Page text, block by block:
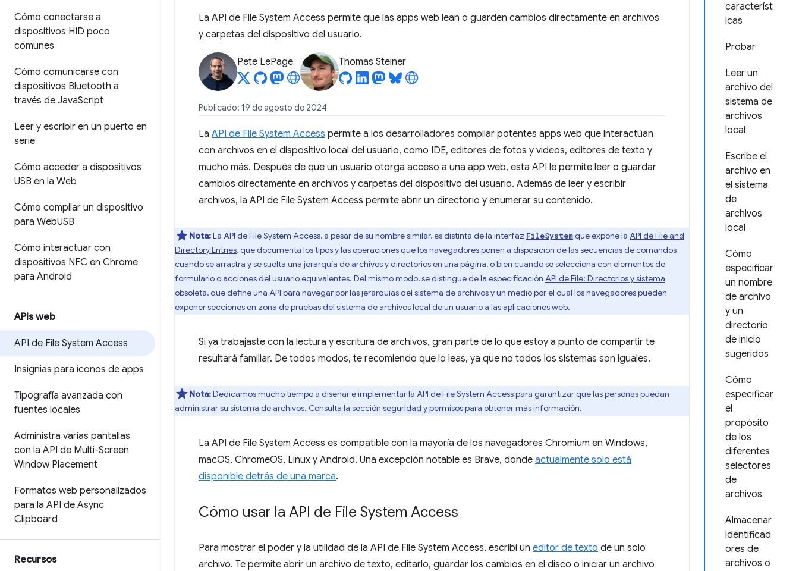
Cómo conectarse a
dispositivos HID poco
comunes
Cómo comunicarse con
dispositivos Bluetooth a
través de JavaScript
Leer y escribir en un puerto en
serie
Cómo acceder a dispositivos
USB en la Web
Cómo compilar un dispositivo
para WebUSB
Cómo interactuar con
dispositivos NFC en Chrome
para Android
APIs web
API de File System Access
Insignias para íconos de apps
Tipografía avanzada con
fuentes locales
Administra varias pantallas
con la API de Multi-Screen
Window Placement
Formatos web personalizados
para la API de Async
Clipboard
Recursos
característ
icas
Probar
Leer un
archivo del
sistema de
archivos
local
Escribe el
archivo en
el sistema
de
archivos
local
Cómo
especificar
un nombre
de archivo
y un
directorio
de inicio
sugeridos
Cómo
especificar
el
propósito
de los
diferentes
selectores
de
archivos
Almacenar
identificad
ores de
archivos o
La API de File System Access permite que las apps web lean o guarden cambios directamente en archivos
y carpetas del dispositivo del usuario.
Pete LePage Thomas Steiner
Publicado: 19 de agosto de 2024
La API de File System Access permite a los desarrolladores compilar potentes apps web que interactúan
con archivos en el dispositivo local del usuario, como IDE, editores de fotos y videos, editores de texto y
mucho más. Después de que un usuario otorga acceso a una app web, esta API le permite leer o guardar
cambios directamente en archivos y carpetas del dispositivo del usuario. Además de leer y escribir
archivos, la API de File System Access permite abrir un directorio y enumerar su contenido.
Nota:La API de File System Access, a pesar de su nombre similar, es distinta de la interfaz FileSystemque expone la API de File and
Directory Entries, que documenta los tipos y las operaciones que los navegadores ponen a disposición de las secuencias de comandos
cuando se arrastra y se suelta una jerarquía de archivos y directorios en una página, o bien cuando se selecciona con elementos de
formulario o acciones del usuario equivalentes. Del mismo modo, se distingue de la especificación API de File: Directorios y sistema
obsoleta, que define una API para navegar por las jerarquías del sistema de archivos y un medio por el cual los navegadores pueden
exponer secciones en zona de pruebas del sistema de archivos local de un usuario a las aplicaciones web.
Si ya trabajaste con la lectura y escritura de archivos, gran parte de lo que estoy a punto de compartir te
resultará familiar. De todos modos, te recomiendo que lo leas, ya que no todos los sistemas son iguales.
Nota:Dedicamos mucho tiempo a diseñar e implementar la API de File System Access para garantizar que las personas puedan
administrar su sistema de archivos. Consulta la sección seguridad y permisospara obtener más información.
La API de File System Access es compatible con la mayoría de los navegadores Chromium en Windows,
macOS, ChromeOS, Linux y Android. Una excepción notable es Brave, donde actualmente solo está
disponible detrás de una marca.
Cómo usar la API de File System Access
Para mostrar el poder y la utilidad de la API de File System Access, escribí un editor de texto de un solo
archivo. Te permite abrir un archivo de texto, editarlo, guardar los cambios en el disco o iniciar un archivo